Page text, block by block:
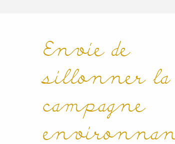
Envie de
sillonner la
campagne